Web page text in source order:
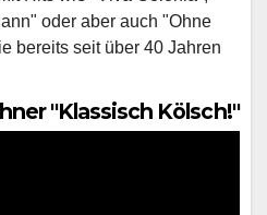
oder aber auch "Ohne
bereits seit über 40 Jahren
"Klassisch Kölsch!"